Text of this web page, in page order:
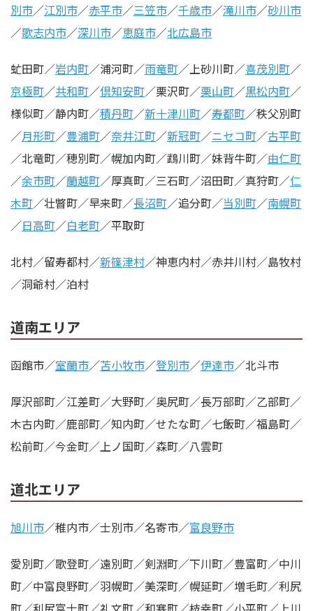
別市／江別市／赤平市／三笠市／千歳市／滝川市／砂川市
／歌志内市／深川市／恵庭市／北広島市
虻田町／岩内町／浦河町／雨竜町／上砂川町／喜茂別町／
京極町／共和町／倶知安町／栗沢町／栗山町／黒松内町／
様似町／静内町／積丹町／新十津川町／寿都町／秩父別町
／月形町／豊浦町／奈井江町／新冠町／ニセコ町／古平町
／北竜町／穂別町／幌加内町／鵡川町／妹背牛町／由仁町
／余市町／蘭越町／厚真町／三石町／沼田町／真狩町／仁
木町／壮瞥町／早来町／長沼町／追分町／当別町／南幌町
／日高町／白老町／平取町
北村／留寿都村／新篠津村／神恵内村／赤井川村／島牧村
／洞爺村／泊村
道南エリア
函館市／室蘭市／苫小牧市／登別市／伊達市／北斗市
厚沢部町／江差町／大野町／奥尻町／長万部町／乙部町／
木古内町／鹿部町／知内町／せたな町／七飯町／福島町／
松前町／今金町／上ノ国町／森町／八雲町
道北エリア
旭川市／稚内市／士別市／名寄市／富良野市
愛別町／歌登町／遠別町／剣淵町／下川町／豊富町／中川
町／中富良野町／羽幌町／美深町／幌延町／増毛町／利尻